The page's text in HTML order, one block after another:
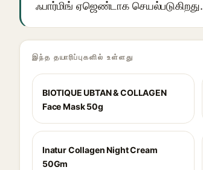
ஃபார்மிங் ஏஜெண்டாக செயல்படுகிறது.
இந்த தயாரிப்புகளில் உள்ளது
BIOTIQUE UBTAN & COLLAGEN
Face Mask 50g
Inatur Collagen Night Cream
50Gm